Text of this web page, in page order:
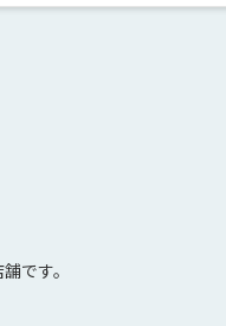
です。